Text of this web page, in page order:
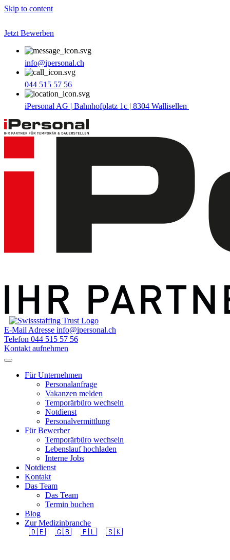
Skip to content
Jetzt Bewerben
info@ipersonal.ch
044 515 57 56
iPersonal AG | Bahnhofplatz 1c | 8304 Wallisellen
E-Mail Adresse info@ipersonal.ch
Telefon 044 515 57 56
Kontakt aufnehmen
Für Unternehmen
Personalanfrage
Vakanzen melden
Temporärbüro wechseln
Notdienst
Personalvermittlung
Für Bewerber
Temporärbüro wechseln
Lebenslauf hochladen
Interne Jobs
Notdienst
Kontakt
Das Team
Das Team
Termin buchen
Blog
Zur Medizinbranche
🇩🇪
🇬🇧 🇵🇱 🇸🇰